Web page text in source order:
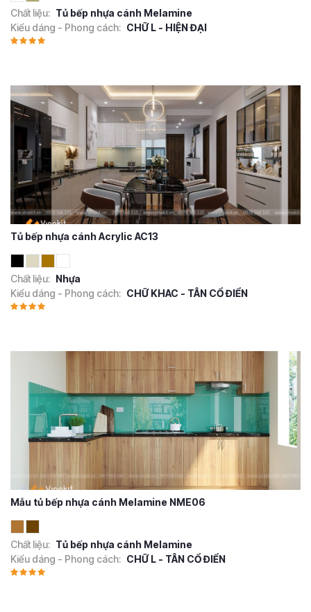
Chất liệu: Tủ bếp nhựa cánh Melamine
Kiểu dáng - Phong cách: CHỮ L - HIỆN ĐẠI
Tủ bếp nhựa cánh Acrylic AC13
Chất liệu: Nhựa
Kiểu dáng - Phong cách: CHỮ KHAC - TÂN CỔ ĐIỂN
Mẫu tủ bếp nhựa cánh Melamine NME06
Chất liệu: Tủ bếp nhựa cánh Melamine
Kiểu dáng - Phong cách: CHỮ L - TÂN CỔ ĐIỂN